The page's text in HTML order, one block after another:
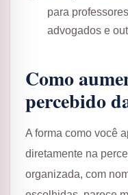
para
advogados e
Como
percebido
A forma como você
diretamente na
organizada, com